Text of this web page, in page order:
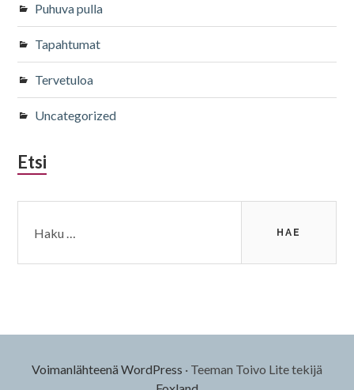
Puhuva pulla
Tapahtumat
Tervetuloa
Uncategorized
Etsi
Voimanlähteenä WordPress · Teeman Toivo Lite tekijä